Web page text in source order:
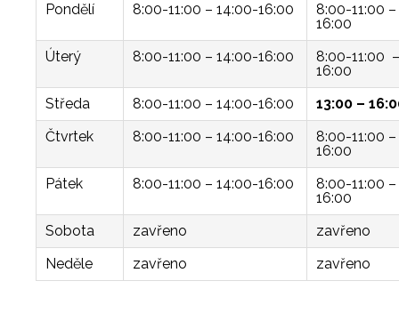
Pondělí 8:00-11:00 – 14:00-16:00
8:00-11:00
16:00
Úterý
8:00-11:00 – 14:00-16:00
8:00-11:00
16:00
Středa
8:00-11:00 – 14:00-16:00
13:00 –
Čtvrtek
8:00-11:00 – 14:00-16:00
8:00-11:00
16:00
Pátek
8:00-11:00 – 14:00-16:00
8:00-11:00
16:00
Sobota
zavřeno
zavřeno
Neděle
zavřeno zavřeno